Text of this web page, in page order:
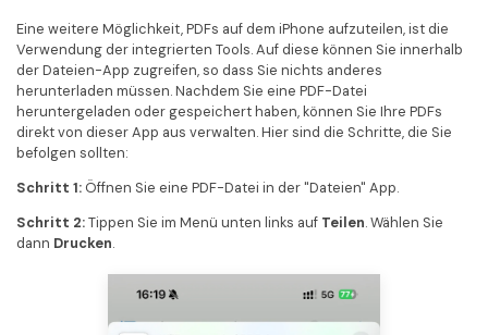
Eine weitere Möglichkeit, PDFs auf dem iPhone aufzuteilen, ist die
Verwendung der integrierten Tools. Auf diese können Sie innerhalb
der Dateien-App zugreifen, so dass Sie nichts anderes
herunterladen müssen. Nachdem Sie eine PDF-Datei
heruntergeladen oder gespeichert haben, können Sie Ihre PDFs
direkt von dieser App aus verwalten. Hier sind die Schritte, die Sie
befolgen sollten:
Schritt 1: Öffnen Sie eine PDF-Datei in der "Dateien" App.
Schritt 2:Tippen Sie im Menü unten links auf Teilen. Wählen Sie
dann Drucken.